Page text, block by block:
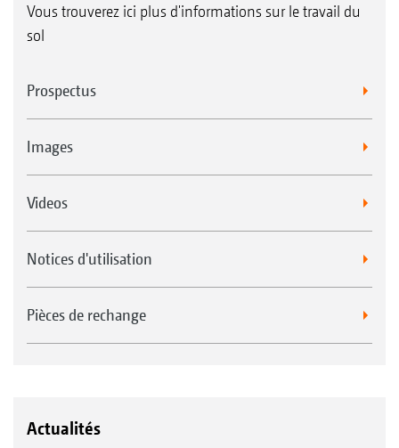
Vous trouverez ici plus d'informations sur le travail du
sol
Prospectus
Images
Videos
Notices d'utilisation
Pièces de rechange
Actualités